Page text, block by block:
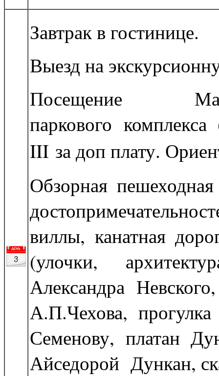
Завтрак в гостинице.
Выезд на
Посещение
паркового
III за доп плату.
Обзорная
виллы, канатная
(улочки,
Александра
А.П.Чехова,
Семенову, платан
Айседорой Дункан,